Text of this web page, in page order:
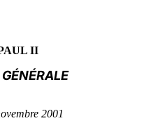
中文
II
2001